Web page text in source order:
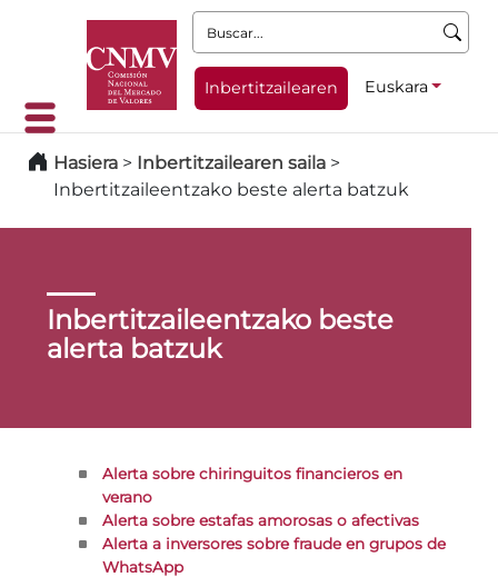
Buscar:
Inbertitzailearen Euskara
Hasiera > Inbertitzailearen saila >
Inbertitzaileentzako beste alerta batzuk
Inbertitzaileentzako beste
alerta batzuk
Alerta sobre chiringuitos financieros en
verano
Alerta sobre estafas amorosas o afectivas
Alerta a inversores sobre fraude en grupos de
WhatsApp